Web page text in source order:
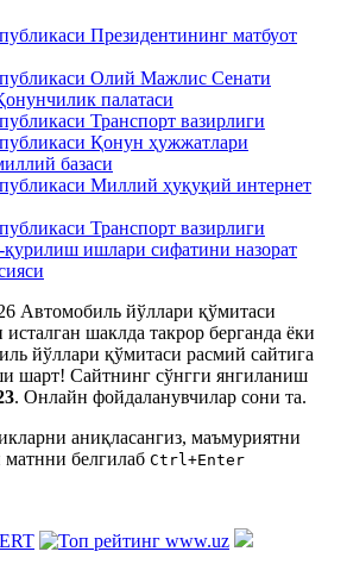
Президентининг матбуот
Олий Мажлис Сенати
палатаси
Транспорт вазирлиги
Қонун ҳужжатлари
базаси
Миллий ҳуқуқий интернет
Транспорт вазирлиги
қурилиш ишлари сифатини назорат
Автомобиль йўллари қўмитаси
шаклда такрор берганда ёки
йўллари қўмитаси расмий сайтига
шарт! Сайтнинг сўнгги янгиланиш
. Онлайн фойдаланувчилар сони та.
аниқласангиз, маъмуриятни
белгилаб Ctrl+Enter